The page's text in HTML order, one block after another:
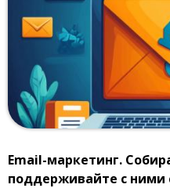
Email-маркетинг.
поддерживайте с ними